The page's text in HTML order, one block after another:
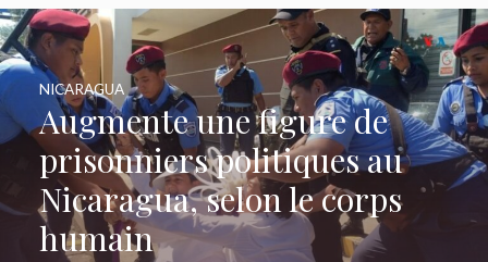
Augmente une figure de
prisonniers politiques au
Nicaragua, selon le corps
humain
NICARAGUA